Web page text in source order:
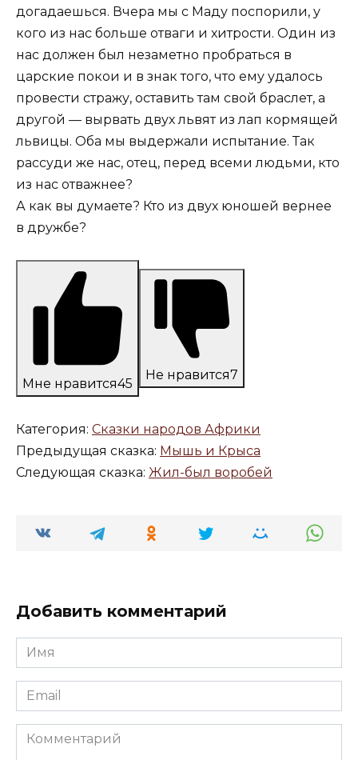
догадаешься. Вчера мы с Маду поспорили, у
кого из нас больше отваги и хитрости. Один из
нас должен был незаметно пробраться в
царские покои и в знак того, что ему удалось
провести стражу, оставить там свой браслет, а
другой — вырвать двух львят из лап кормящей
львицы. Оба мы выдержали испытание. Так
рассуди же нас, отец, перед всеми людьми, кто
из нас отважнее?
А как вы думаете? Кто из двух юношей вернее
в дружбе?
Мне нравится45
Не нравится7
Категория: Сказки народов Африки
Предыдущая сказка: Мышь и Крыса
Следующая сказка: Жил-был воробей
Добавить комментарий
Имя
*
Email
*
Комментарий